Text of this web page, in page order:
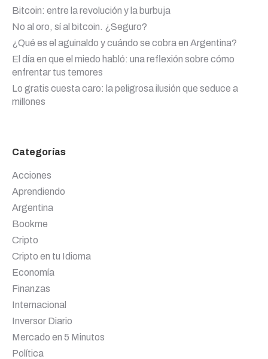
Bitcoin: entre la revolución y la burbuja
No al oro, sí al bitcoin. ¿Seguro?
¿Qué es el aguinaldo y cuándo se cobra en Argentina?
El día en que el miedo habló: una reflexión sobre cómo
enfrentar tus temores
Lo gratis cuesta caro: la peligrosa ilusión que seduce a
millones
Categorías
Acciones
Aprendiendo
Argentina
Bookme
Cripto
Cripto en tu Idioma
Economía
Finanzas
Internacional
Inversor Diario
Mercado en 5 Minutos
Política